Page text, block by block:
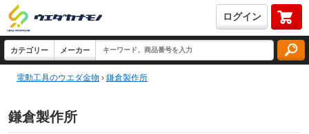
ログイン
電動工具のウエダ金物 › 鎌倉製作所
鎌倉製作所